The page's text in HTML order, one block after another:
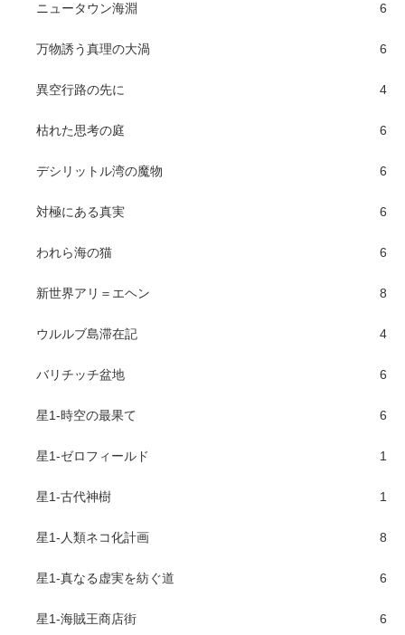
ニュータウン海淵 6
万物誘う真理の大渦 6
異空行路の先に 4
枯れた思考の庭 6
デシリットル湾の魔物 6
対極にある真実 6
われら海の猫 6
新世界アリ＝エヘン 8
ウルルブ島滞在記 4
バリチッチ盆地 6
星1-時空の最果て 6
星1-ゼロフィールド 1
星1-古代神樹 1
星1-人類ネコ化計画 8
星1-真なる虚実を紡ぐ道 6
星1-海賊王商店街 6